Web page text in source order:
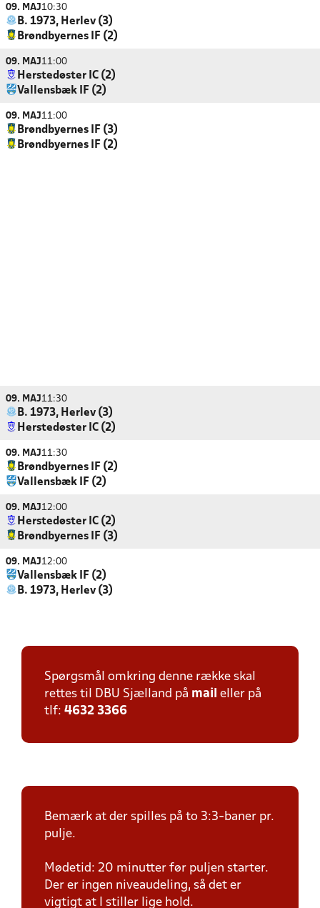
09. MAJ10:30
B. 1973, Herlev (3)
Brøndbyernes IF (2)
09. MAJ11:00
Herstedøster IC (2)
Vallensbæk IF (2)
09. MAJ11:00
Brøndbyernes IF (3)
Brøndbyernes IF (2)
09. MAJ11:30
B. 1973, Herlev (3)
Herstedøster IC (2)
09. MAJ11:30
Brøndbyernes IF (2)
Vallensbæk IF (2)
09. MAJ12:00
Herstedøster IC (2)
Brøndbyernes IF (3)
09. MAJ12:00
Vallensbæk IF (2)
B. 1973, Herlev (3)
Spørgsmål omkring denne række skal
rettes til DBU Sjælland på mail eller på
tlf: 4632 3366
Bemærk at der spilles på to 3:3-baner pr.
pulje.
Mødetid: 20 minutter før puljen starter.
Der er ingen niveaudeling, så det er
vigtigt at I stiller lige hold.